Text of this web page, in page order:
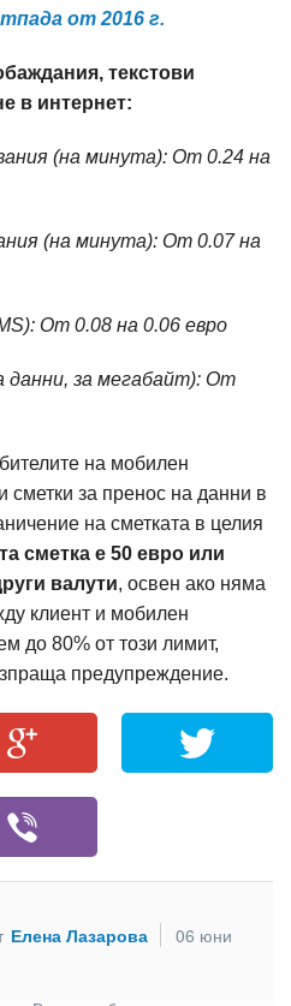
от 2016 г.
текстови
в интернет:
(на минута): От 0.24 на
(на минута): От 0.07 на
От 0.08 на 0.06 евро
данни, за мегабайт): От
на мобилен
сметки за пренос на данни в
на сметката в целия
сметка е 50 евро или
валути, освен ако няма
клиент и мобилен
до 80% от този лимит,
предупреждение.
Елена Лазарова
06 юни